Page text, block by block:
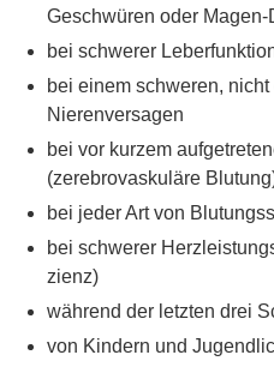
Geschwüren oder
bei schwerer
bei einem schweren,
Nierenversagen
bei vor kurzem
(zerebrovaskuläre
bei jeder Art von
bei schwerer
zienz)
während der letzten drei
von Kindern und